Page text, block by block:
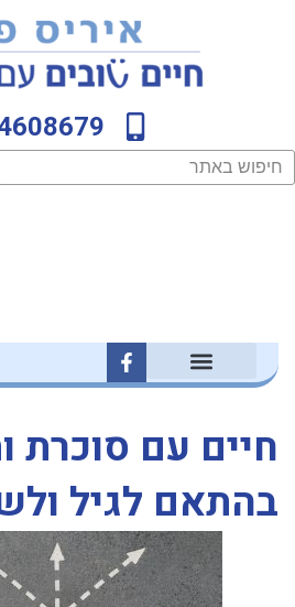
חיפוש
c
o
k
-
f
חיים עם סוכרת
בהתאם לגיל